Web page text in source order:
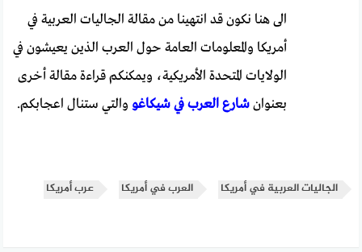
الى هنا نكون قد انتهينا من مقالة الجاليات العربية في
أمريكا والمعلومات العامة حول العرب الذين يعيشون في
الولايات المتحدة الأمريكية، ويمكنكم قراءة مقالة أخرى
بعنوانشارع العرب في شيكاغو والتي ستنال اعجابكم.
الجاليات العربية في أمريكا العرب في أمريكا عرب أمريكا